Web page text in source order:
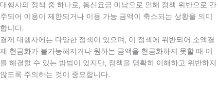
대행사의 정책 중 하나로, 통신요금 미납으로 인해 정책 위반으로 간
주되어 이용이 제한되거나 이용 가능 금액이 축소되는 상황을 의미
합니다.
결제 대행사에는 다양한 정책이 있으며, 이 정책에 위반되어 소액결
제 현금화가 불가능해지거나 원하는 금액을 현금화하지 못할 때 이
를 해결할 수 있는 방법이 있지만, 정책을 명확히 이해하고 위반하지
않도록 주의하는 것이 중요합니다.